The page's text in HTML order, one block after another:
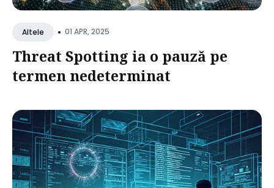
Altele • 01 APR, 2025
Threat Spotting ia o pauză pe
termen nedeterminat